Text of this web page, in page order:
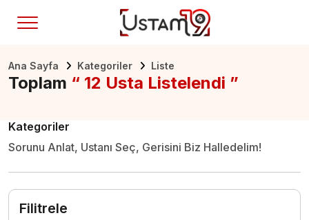
Ana Sayfa Kategoriler Liste
Toplam “ 12 Usta Listelendi ”
Kategoriler
Sorunu Anlat, Ustanı Seç, Gerisini Biz Halledelim!
Filitrele